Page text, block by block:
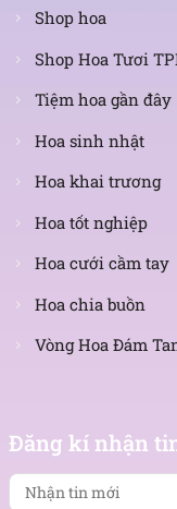
Shop hoa
Shop Hoa Tươi
Tiệm hoa gần đây
Hoa sinh nhật
Hoa khai trương
Hoa tốt nghiệp
Hoa cưới cầm tay
Hoa chia buồn
Vòng Hoa Đám
Đăng kí nhận
tin
mới